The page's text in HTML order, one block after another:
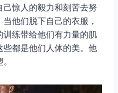
惊人的毅力和刻苦去努
他们脱下自己的衣服，
练带给他们有力量的肌
都是他们人体的美。他